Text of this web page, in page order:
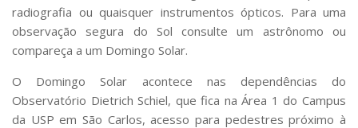
Agenda de Eventos
Defesa de Teses
radiografia ou quaisquer instrumentos ópticos. Para uma
observação segura do Sol consulte um astrônomo ou
compareça a um Domingo Solar.
O Domingo Solar acontece nas dependências do
Observatório Dietrich Schiel, que fica na Área 1 do Campus
da USP em São Carlos, acesso para pedestres próximo à